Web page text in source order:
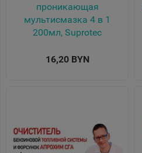
проникающая
мультисмазка 4 в 1
200мл, Suprotec
16,20 BYN